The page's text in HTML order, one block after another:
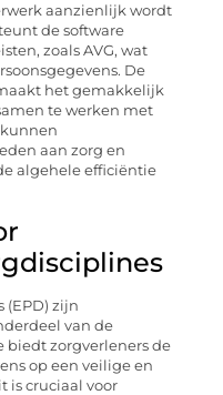
aanzienlijk wordt
de software
zoals AVG, wat
De
het gemakkelijk
te werken met
aan zorg en
algehele efficiëntie
(EPD) zijn
van de
biedt zorgverleners de
op een veilige en
is cruciaal voor